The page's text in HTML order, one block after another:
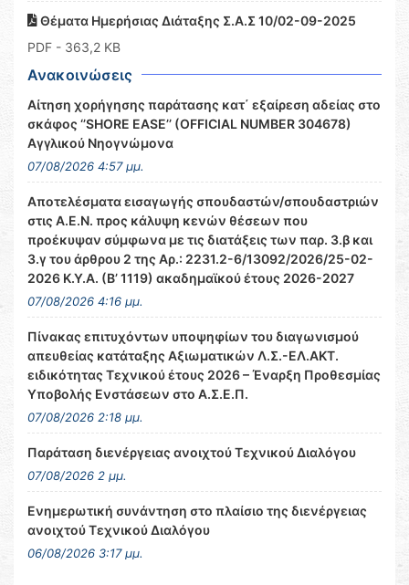
Θέματα Ημερήσιας Διάταξης Σ.Α.Σ 10/02-09-2025
PDF - 363,2 KB
Ανακοινώσεις
Αίτηση χορήγησης παράτασης κατ΄ εξαίρεση αδείας στο
σκάφος ‘’SHORE EASE’’ (OFFICIAL NUMBER 304678)
Αγγλικού Νηογνώμονα
07/08/2026 4:57 μμ.
Αποτελέσματα εισαγωγής σπουδαστών/σπουδαστριών
στις Α.Ε.Ν. προς κάλυψη κενών θέσεων που
προέκυψαν σύμφωνα με τις διατάξεις των παρ. 3.β και
3.γ του άρθρου 2 της Αρ.: 2231.2-6/13092/2026/25-02-
2026 Κ.Υ.Α. (Β’ 1119) ακαδημαϊκού έτους 2026-2027
07/08/2026 4:16 μμ.
Πίνακας επιτυχόντων υποψηφίων του διαγωνισμού
απευθείας κατάταξης Αξιωματικών Λ.Σ.-ΕΛ.ΑΚΤ.
ειδικότητας Τεχνικού έτους 2026 – Έναρξη Προθεσμίας
Υποβολής Ενστάσεων στο Α.Σ.Ε.Π.
07/08/2026 2:18 μμ.
Παράταση διενέργειας ανοιχτού Τεχνικού Διαλόγου
07/08/2026 2 μμ.
Ενημερωτική συνάντηση στο πλαίσιο της διενέργειας
ανοιχτού Τεχνικού Διαλόγου
06/08/2026 3:17 μμ.